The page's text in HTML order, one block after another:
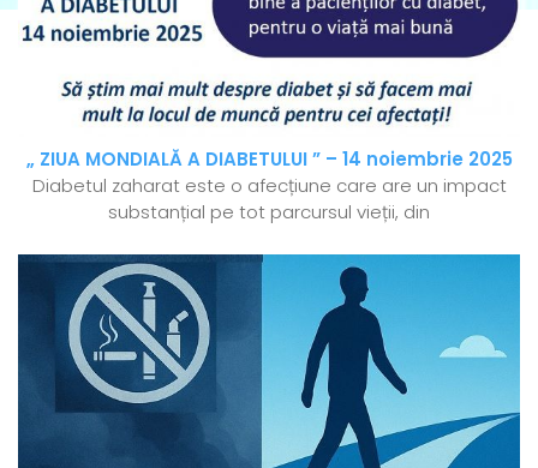
„ ZIUA MONDIALĂ A DIABETULUI ” – 14 noiembrie 2025
Diabetul zaharat este o afecțiune care are un impact
substanțial pe tot parcursul vieții, din